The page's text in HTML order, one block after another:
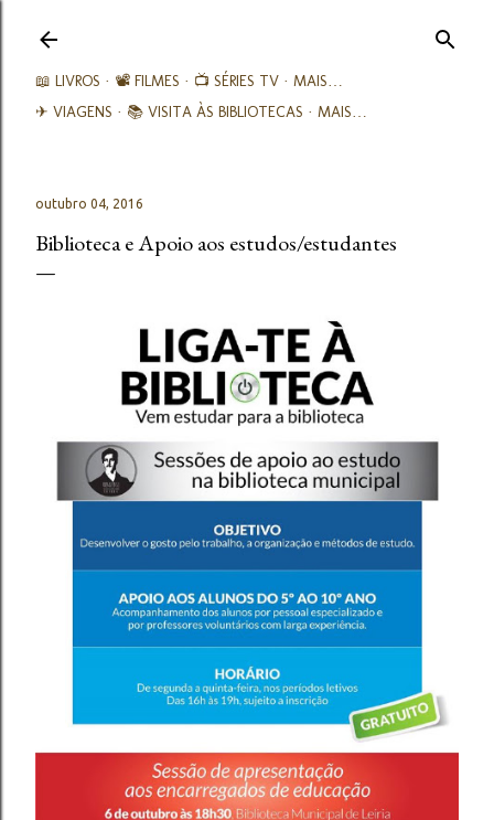
📖 LIVROS 📽️ FILMES 📺 SÉRIES TV
MAIS…
✈ VIAGENS
📚︎ VISITA ÀS BIBLIOTECAS MAIS…
outubro 04, 2016
Biblioteca e Apoio aos estudos/estudantes